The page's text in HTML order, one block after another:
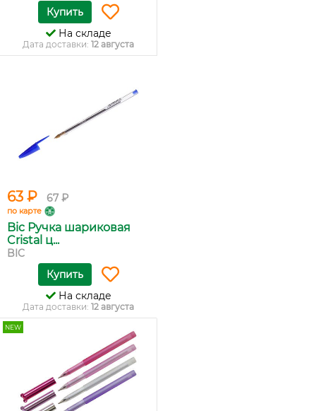
Купить
На складе
Дата доставки: 12 августа
63 ₽ 67 ₽
по карте
Bic Ручка шариковая
Cristal ц...
BIC
Купить
На складе
Дата доставки: 12 августа
NEW